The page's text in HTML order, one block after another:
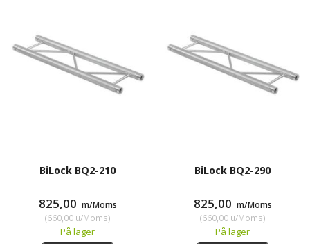
BiLock BQ2-210
825,00 m/Moms
(660,00u/Moms)
På lager
BiLock BQ2-290
825,00 m/Moms
(660,00u/Moms)
På lager